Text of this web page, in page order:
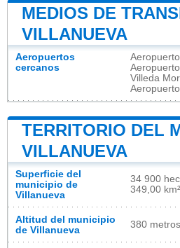
MEDIOS DE
VILLANUEVA
Aeropuertos
cercanos
Villeda
TERRITORIO DEL
VILLANUEVA
Superficie del
municipio de
Villanueva
34 900
349,00 km²
Altitud del municipio
de Villanueva
380